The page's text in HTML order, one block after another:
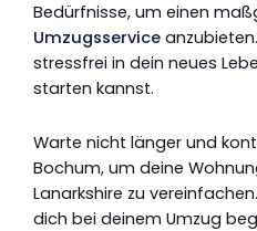
Bedürfnisse, um einen
Umzugsservice
stressfrei in dein neues
starten kannst.
Warte nicht länger und
Bochum, um deine
Lanarkshire zu
dich bei deinem Umzug